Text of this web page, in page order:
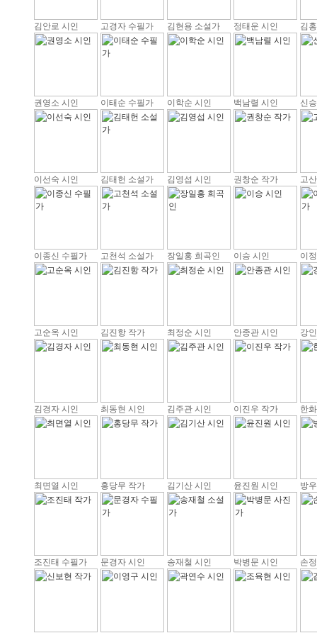
김안로 시인 고경자 수필가 김현용 소설가 정태운 시인 김
권영소 시인 이태순 수필가 이학순 시인 백남렬 시인 신
이선숙 시인 김태헌 소설가 김영섭 시인 권창순 작가 고
이종신 수필가 고천석 소설가 장일홍 희곡인 이승 시인 이
고순옥 시인 김진항 작가 최정순 시인 안종관 시인 강
김경자 시인 최동현 시인 김주관 시인 이진우 작가 한
최면열 시인 홍당무 작가 김기산 시인 윤진원 시인 방
조진태 수필가 문경자 시인 송재철 시인 박병문 시인 손